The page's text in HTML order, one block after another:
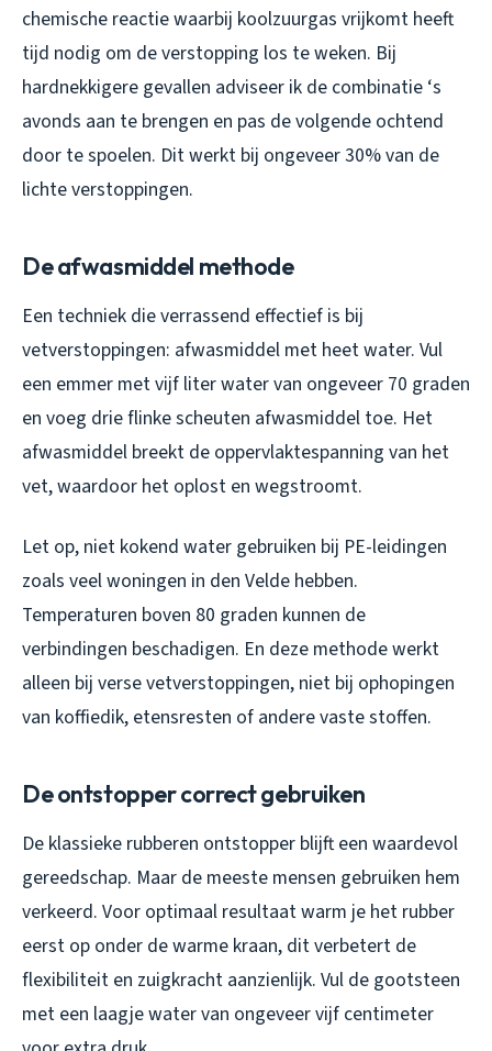
chemische reactie waarbij koolzuurgas vrijkomt heeft
tijd nodig om de verstopping los te weken. Bij
hardnekkigere gevallen adviseer ik de combinatie ‘s
avonds aan te brengen en pas de volgende ochtend
door te spoelen. Dit werkt bij ongeveer 30% van de
lichte verstoppingen.
De afwasmiddel methode
Een techniek die verrassend effectief is bij
vetverstoppingen: afwasmiddel met heet water. Vul
een emmer met vijf liter water van ongeveer 70 graden
en voeg drie flinke scheuten afwasmiddel toe. Het
afwasmiddel breekt de oppervlaktespanning van het
vet, waardoor het oplost en wegstroomt.
Let op, niet kokend water gebruiken bij PE-leidingen
zoals veel woningen in den Velde hebben.
Temperaturen boven 80 graden kunnen de
verbindingen beschadigen. En deze methode werkt
alleen bij verse vetverstoppingen, niet bij ophopingen
van koffiedik, etensresten of andere vaste stoffen.
De ontstopper correct gebruiken
De klassieke rubberen ontstopper blijft een waardevol
gereedschap. Maar de meeste mensen gebruiken hem
verkeerd. Voor optimaal resultaat warm je het rubber
eerst op onder de warme kraan, dit verbetert de
flexibiliteit en zuigkracht aanzienlijk. Vul de gootsteen
met een laagje water van ongeveer vijf centimeter